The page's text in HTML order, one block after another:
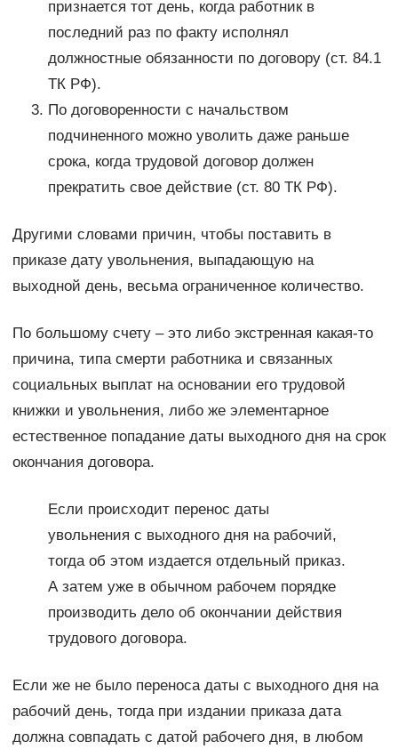
признается тот день, когда работник в
последний раз по факту исполнял
должностные обязанности по договору (ст. 84.1
ТК РФ).
По договоренности с начальством
подчиненного можно уволить даже раньше
срока, когда трудовой договор должен
прекратить свое действие (ст. 80 ТК РФ).
Другими словами причин, чтобы поставить в
приказе дату увольнения, выпадающую на
выходной день, весьма ограниченное количество.
По большому счету – это либо экстренная какая-то
причина, типа смерти работника и связанных
социальных выплат на основании его трудовой
книжки и увольнения, либо же элементарное
естественное попадание даты выходного дня на срок
окончания договора.
Если происходит перенос даты
увольнения с выходного дня на рабочий,
тогда об этом издается отдельный приказ.
А затем уже в обычном рабочем порядке
производить дело об окончании действия
трудового договора.
Если же не было переноса даты с выходного дня на
рабочий день, тогда при издании приказа дата
должна совпадать с датой рабочего дня, в любом